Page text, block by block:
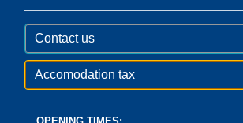
Contact us
Accomodation tax